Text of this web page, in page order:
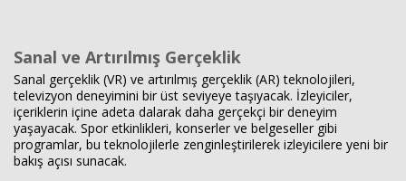
Sanal ve Artırılmış Gerçeklik
Sanal gerçeklik (VR) ve artırılmış gerçeklik (AR) teknolojileri,
televizyon deneyimini bir üst seviyeye taşıyacak. İzleyiciler,
içeriklerin içine adeta dalarak daha gerçekçi bir deneyim
yaşayacak. Spor etkinlikleri, konserler ve belgeseller gibi
programlar, bu teknolojilerle zenginleştirilerek izleyicilere yeni bir
bakış açısı sunacak.